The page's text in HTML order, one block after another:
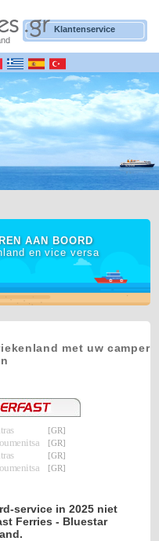
Klantenservice
AAN BOORD
en vice versa
met uw camper
[GR]
[GR]
[GR]
[GR]
service in 2025 niet
Ferries - Bluestar